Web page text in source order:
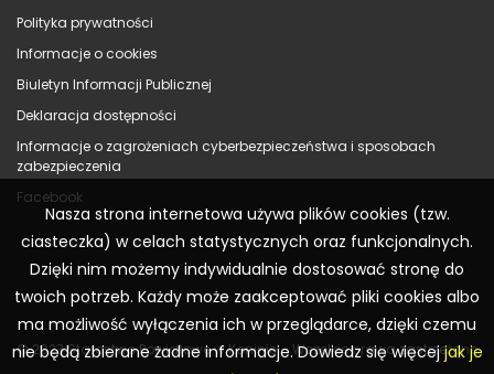
Polityka prywatności
Informacje o cookies
Biuletyn Informacji Publicznej
Deklaracja dostępności
Informacje o zagrożeniach cyberbezpieczeństwa i sposobach
zabezpieczenia
Facebook
© 2023 Starostwo Powiatowe w Koninie – Wszelkie prawa zastrzeżone
Nasza strona internetowa używa plików cookies (tzw.
ciasteczka) w celach statystycznych oraz funkcjonalnych.
Dzięki nim możemy indywidualnie dostosować stronę do
twoich potrzeb. Każdy może zaakceptować pliki cookies albo
ma możliwość wyłączenia ich w przeglądarce, dzięki czemu
nie będą zbierane żadne informacje. Dowiedz się więcejjak je